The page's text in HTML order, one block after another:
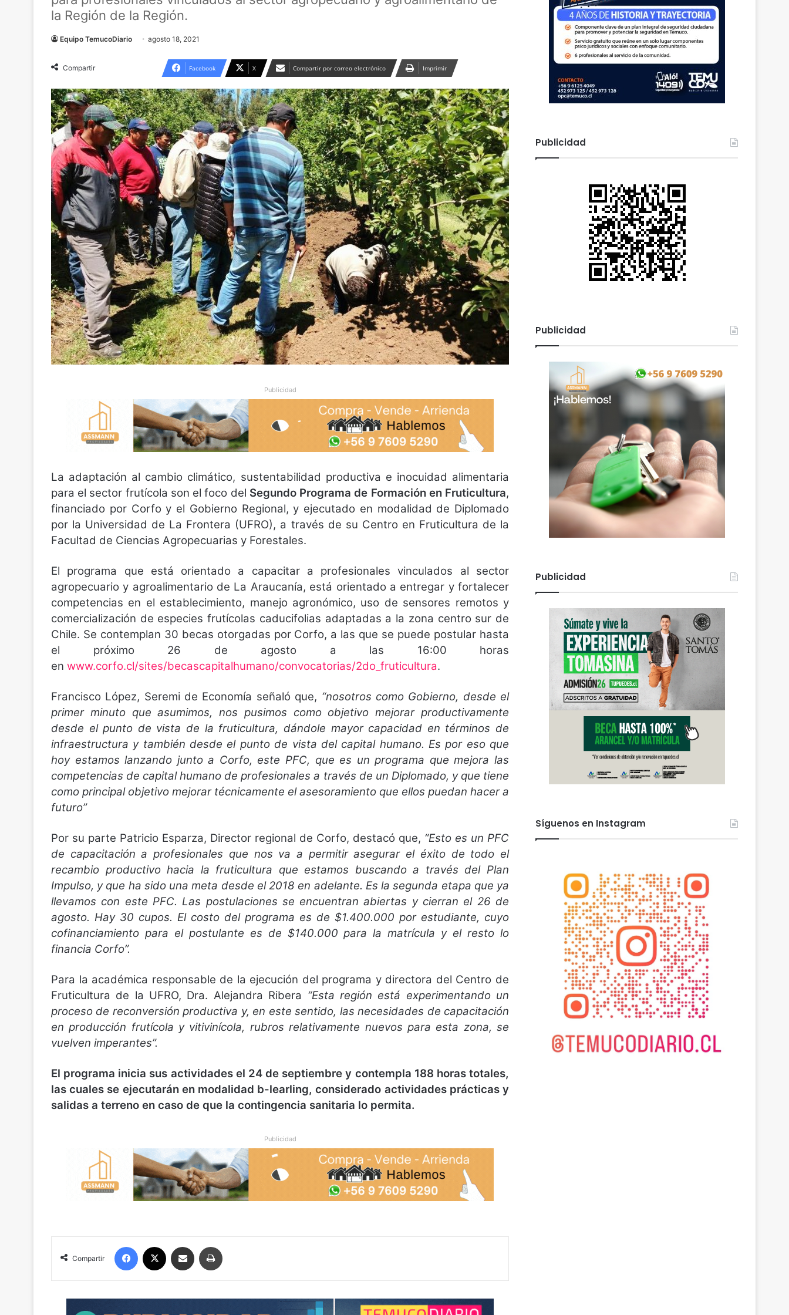
la Región de la Región.
Equipo TemucoDiario agosto 18, 2021
Compartir Facebook X Compartir por correo electrónico Imprimir
Publicidad
La adaptación al cambio climático, sustentabilidad productiva e inocuidad alimentaria
para el sector frutícola son el foco del Segundo Programa de Formación en Fruticultura,
financiado por Corfo y el Gobierno Regional, y ejecutado en modalidad de Diplomado
por la Universidad de La Frontera (UFRO), a través de su Centro en Fruticultura de la
Facultad de Ciencias Agropecuarias y Forestales.
El programa que está orientado a capacitar a profesionales vinculados al sector
agropecuario y agroalimentario de La Araucanía, está orientado a entregar y fortalecer
competencias en el establecimiento, manejo agronómico, uso de sensores remotos y
comercialización de especies frutícolas caducifolias adaptadas a la zona centro sur de
Chile. Se contemplan 30 becas otorgadas por Corfo, a las que se puede postular hasta
el próximo 26 de agosto a las 16:00 horas
en www.corfo.cl/sites/becascapitalhumano/convocatorias/2do_fruticultura.
Francisco López, Seremi de Economía señaló que, “nosotros como Gobierno, desde el
primer minuto que asumimos, nos pusimos como objetivo mejorar productivamente
desde el punto de vista de la fruticultura, dándole mayor capacidad en términos de
infraestructura y también desde el punto de vista del capital humano. Es por eso que
hoy estamos lanzando junto a Corfo, este PFC, que es un programa que mejora las
competencias de capital humano de profesionales a través de un Diplomado, y que tiene
como principal objetivo mejorar técnicamente el asesoramiento que ellos puedan hacer a
futuro”
Por su parte Patricio Esparza, Director regional de Corfo, destacó que, “Esto es un PFC
de capacitación a profesionales que nos va a permitir asegurar el éxito de todo el
recambio productivo hacia la fruticultura que estamos buscando a través del Plan
Impulso, y que ha sido una meta desde el 2018 en adelante. Es la segunda etapa que ya
llevamos con este PFC. Las postulaciones se encuentran abiertas y cierran el 26 de
agosto. Hay 30 cupos. El costo del programa es de $1.400.000 por estudiante, cuyo
cofinanciamiento para el postulante es de $140.000 para la matrícula y el resto lo
financia Corfo”.
Para la académica responsable de la ejecución del programa y directora del Centro de
Fruticultura de la UFRO, Dra. Alejandra Ribera “Esta región está experimentando un
proceso de reconversión productiva y, en este sentido, las necesidades de capacitación
en producción frutícola y vitivinícola, rubros relativamente nuevos para esta zona, se
vuelven imperantes”.
El programa inicia sus actividades el 24 de septiembre y contempla 188 horas totales,
las cuales se ejecutarán en modalidad b-learling, considerado actividades prácticas y
salidas a terreno en caso de que la contingencia sanitaria lo permita.
Publicidad
Compartir
Publicidad
Publicidad
Publicidad
Síguenos en Instagram